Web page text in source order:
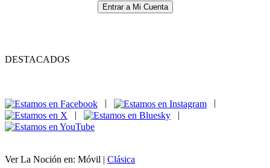
Entrar a Mi Cuenta
DESTACADOS
|
|
Ver La Noción en: Móvil | Clásica